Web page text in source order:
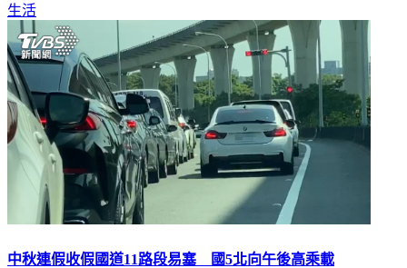
生活
中秋連假收假國道11路段易塞 國5北向午後高乘載